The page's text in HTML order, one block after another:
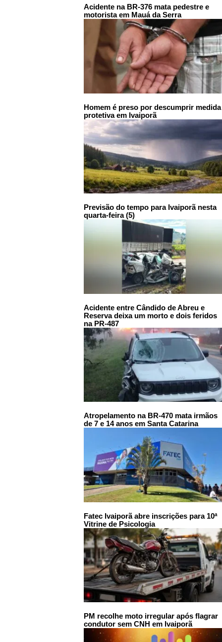
Acidente na BR-376 mata pedestre e
motorista em Mauá da Serra
Homem é preso por descumprir medida
protetiva em Ivaiporã
Previsão do tempo para Ivaiporã nesta
quarta-feira (5)
Acidente entre Cândido de Abreu e
Reserva deixa um morto e dois feridos
na PR-487
Atropelamento na BR-470 mata irmãos
de 7 e 14 anos em Santa Catarina
Fatec Ivaiporã abre inscrições para 10ª
Vitrine de Psicologia
PM recolhe moto irregular após flagrar
condutor sem CNH em Ivaiporã